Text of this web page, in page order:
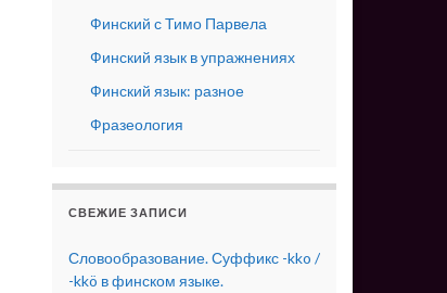
Финский с Тимо Парвела
Финский язык в упражнениях
Финский язык: разное
Фразеология
СВЕЖИЕ ЗАПИСИ
Словообразование. Суффикс -kko /
-kkö в финском языке.